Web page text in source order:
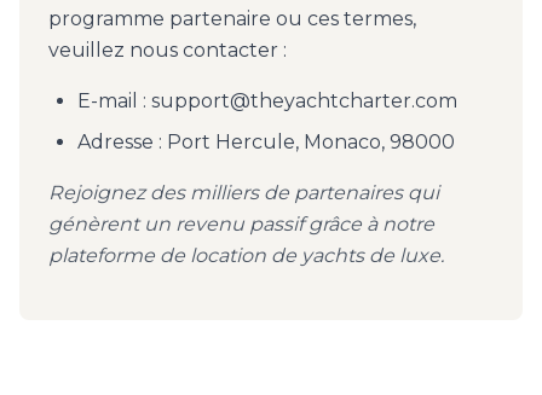
programme partenaire ou ces termes,
veuillez nous contacter :
E-mail : support@theyachtcharter.com
Adresse : Port Hercule, Monaco, 98000
Rejoignez des milliers de partenaires qui
génèrent un revenu passif grâce à notre
plateforme de location de yachts de luxe.